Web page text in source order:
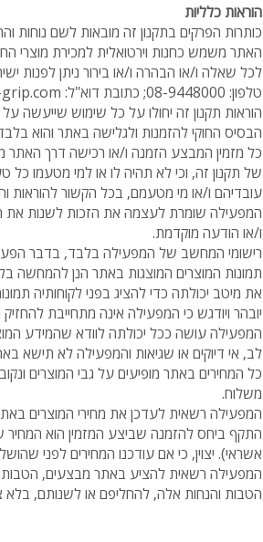
הוראות כלליות
כותרות הפרקים בתקנון זה מובאות לשם
האתר משמש כחנות וירטואלית למכירת מוצרי
לכל שאלה ו/או הבהרה ו/או בירור ניתן לפנות
טלפון: 08-9448000; כתובת דוא"ל:
הוראות תקנון זה יחולו על כל שימוש שייעשה
הבסיס החוקי להזמנות ולגלישה באתר והוא
כל מזמין המבצע הזמנה ו/או רכישה דרך האתר
של תקנון זה, וכי לא תהיה לו או למי מטעמו כל
עובדיהם ו/או מי מטעמם, בכל הקשור להוראות
המפעילה שומרת לעצמה את הזכות לשנות את
ו/או הודעה מוקדמת.
רישומי המחשב של המפעילה בלבד, בדבר
תמונות המוצרים המוצגות באתר הנן להמחשה
את מיטב יכולתה כדי להציג בפני לקוחותיה
יובהר ויודגש כי המפעילה אינה מתחייבת
המפעילה עושה ככל יכולתה לוודא שהמידע
לב, אי דיוקים או שגיאות והמפעילה לא תישא
כל המחירים באתר מופיעים על גבי המוצרים
משלוח.
המפעילה רשאית לעדכן את מחירי המוצרים
התקף ביחס להזמנה שביצע המזמין הוא
אשראי). יצוין, כי אם עודכנו המחירים לפני
המפעילה רשאית להציע באתר מבצעים,
הטבות והנחות אלה, להחליפם או לשנותם,